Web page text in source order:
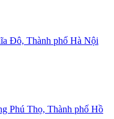
Đô, Thành phố Hà Nội
Phú Thọ, Thành phố Hồ